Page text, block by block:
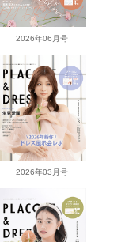
2026年06月号
2026年03月号